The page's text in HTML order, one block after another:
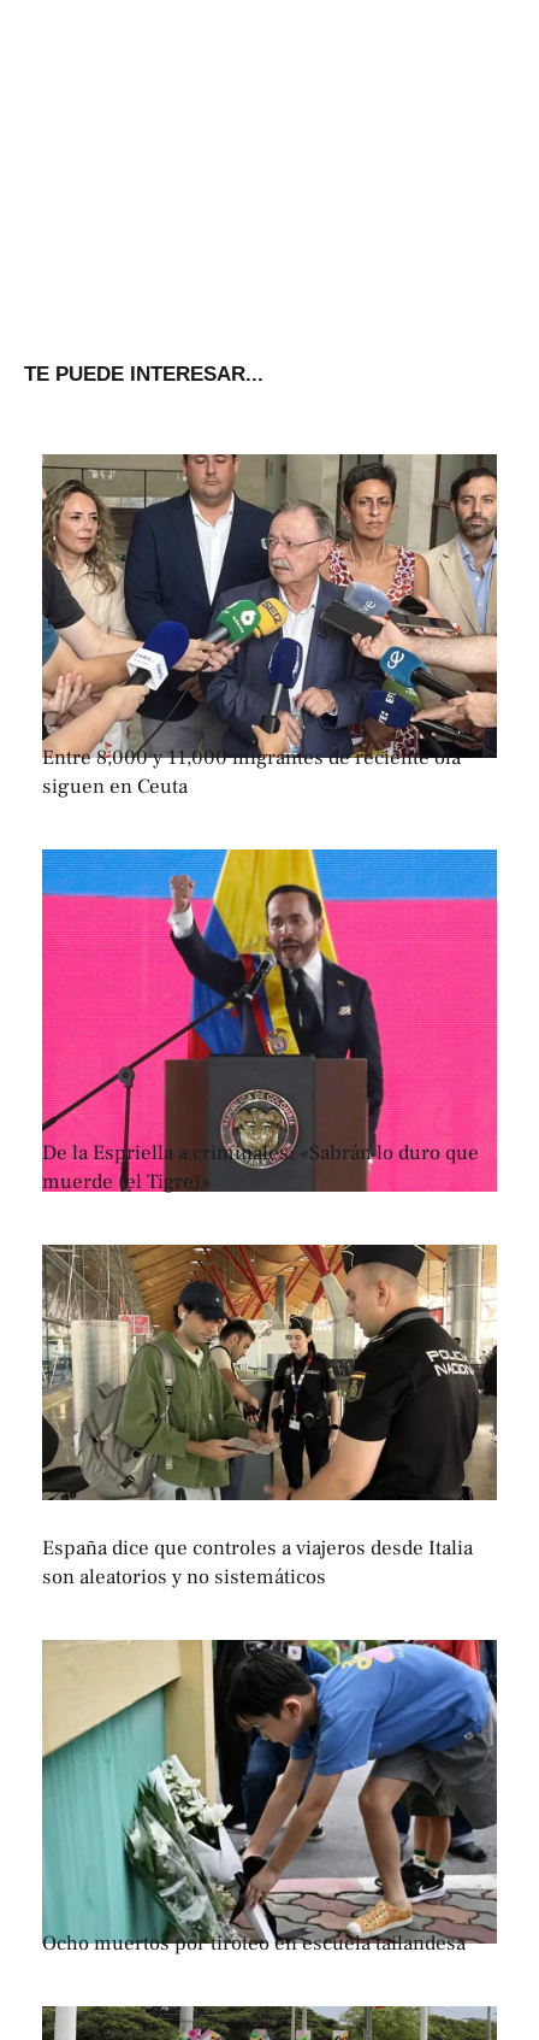
TE PUEDE INTERESAR...
Entre 8,000 y 11,000 migrantes de reciente ola
siguen en Ceuta
De la Espriella a criminales: «Sabrán lo duro que
muerde (el Tigre)»
España dice que controles a viajeros desde Italia
son aleatorios y no sistemáticos
Ocho muertos por tiroteo en escuela tailandesa